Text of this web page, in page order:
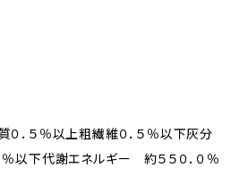
０．５％以上粗繊維０．５％以下灰分
％以下代謝エネルギー 約５５０．０％